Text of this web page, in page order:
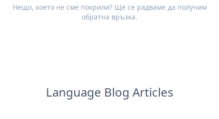
Нещо, което не сме покрили? Ще се радваме да получим
обратна връзка.
Language Blog Articles